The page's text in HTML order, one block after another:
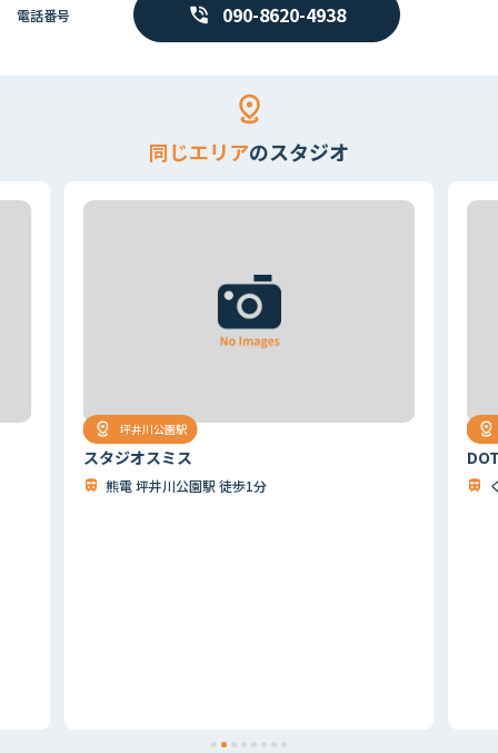
電話番号 090-8620-4938
同じエリアのスタジオ
坪井川公園駅
スタジオスミス
熊電 坪井川公園駅 徒歩1分